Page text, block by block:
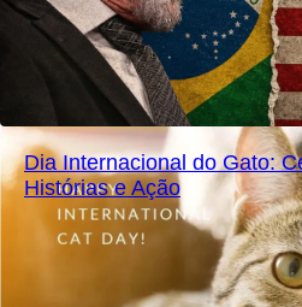
Dia Internacional do Gato:
Histórias e Ação